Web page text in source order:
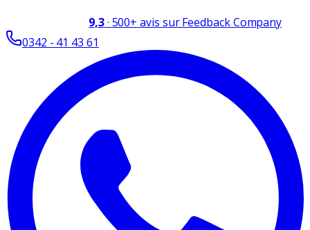
9,3· 500+ avis sur Feedback Company
0342 - 41 43 61